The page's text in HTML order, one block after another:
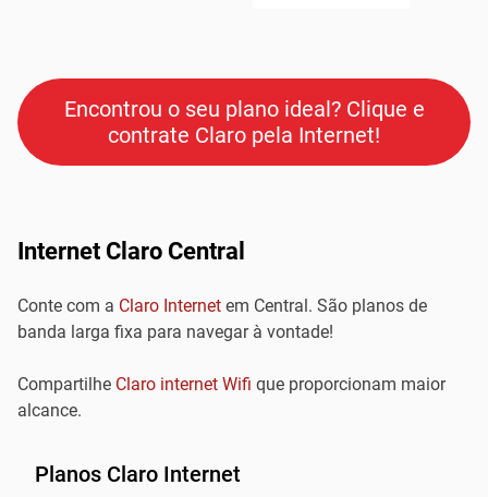
Encontrou o seu plano ideal? Clique e
contrate Claro pela Internet!
Internet Claro Central
Conte com a Claro Internet em Central. São planos de
banda larga fixa para navegar à vontade!
Compartilhe Claro internet Wifi que proporcionam maior
alcance.
Planos Claro Internet